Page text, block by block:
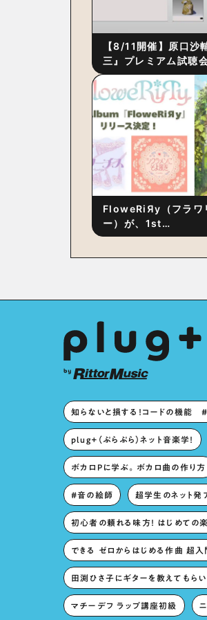
【8/11開催】原口沙
三』プレミアム試聴
ーク・セッション 〜
後の“ピュアな原音体
作秘話
FloweRiЯy（フラワ
ー）が、1st
Album『
知らないと損する！コードの機能
plug+（ぷらぷら）ネット音楽学！
ボカロPに学ぶ。ボカロ曲の作り方
#音の絵師 超学生のネット発
初心者の頼れる味方！ はじめての
できる ゼロからはじめる作曲 超入
田渕ひさ子にギターを教えてもらい
マチーデフ ラップ講座初級